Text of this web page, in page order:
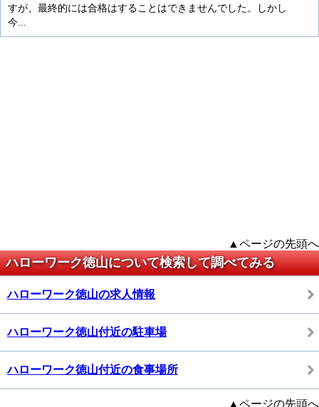
すが、最終的には合格はすることはできませんでした。しかし
今...
▲ページの先頭へ
ハローワーク徳山について検索して調べてみる
ハローワーク徳山の求人情報
ハローワーク徳山付近の駐車場
ハローワーク徳山付近の食事場所
▲ページの先頭へ